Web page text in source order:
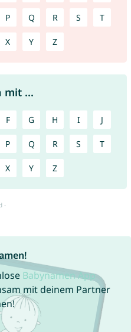
P Q R S T
X Y Z
mit ...
F G H I J
P Q R S T
X Y Z
Babynamen App
mit deinem Partner